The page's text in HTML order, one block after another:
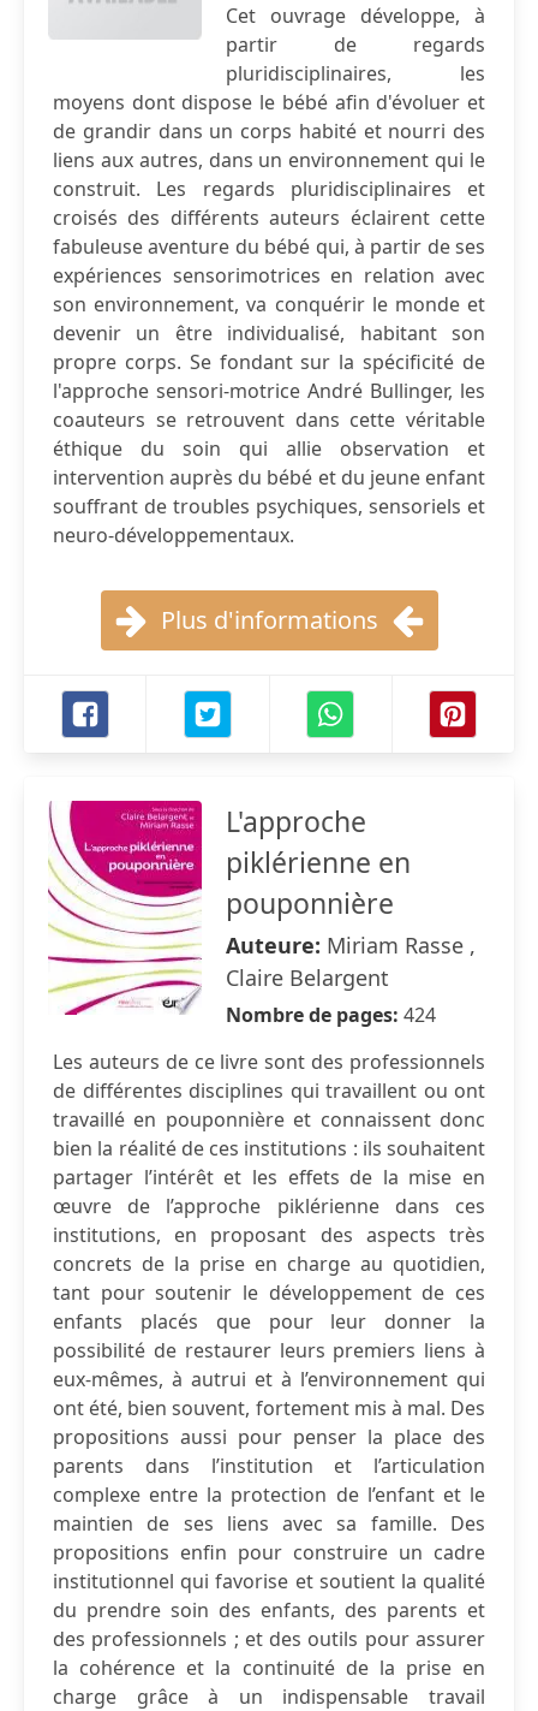
Cet ouvrage développe, à
partir de regards
pluridisciplinaires, les
moyens dont dispose le bébé afin d'évoluer et
de grandir dans un corps habité et nourri des
liens aux autres, dans un environnement qui le
construit. Les regards pluridisciplinaires et
croisés des différents auteurs éclairent cette
fabuleuse aventure du bébé qui, à partir de ses
expériences sensorimotrices en relation avec
son environnement, va conquérir le monde et
devenir un être individualisé, habitant son
propre corps. Se fondant sur la spécificité de
l'approche sensori-motrice André Bullinger, les
coauteurs se retrouvent dans cette véritable
éthique du soin qui allie observation et
intervention auprès du bébé et du jeune enfant
souffrant de troubles psychiques, sensoriels et
neuro-développementaux.
Plus d'informations
L'approche
piklérienne en
pouponnière
Auteure: Miriam Rasse ,
Claire Belargent
Nombre de pages: 424
Les auteurs de ce livre sont des professionnels
de différentes disciplines qui travaillent ou ont
travaillé en pouponnière et connaissent donc
bien la réalité de ces institutions : ils souhaitent
partager l’intérêt et les effets de la mise en
œuvre de l’approche piklérienne dans ces
institutions, en proposant des aspects très
concrets de la prise en charge au quotidien,
tant pour soutenir le développement de ces
enfants placés que pour leur donner la
possibilité de restaurer leurs premiers liens à
eux-mêmes, à autrui et à l’environnement qui
ont été, bien souvent, fortement mis à mal. Des
propositions aussi pour penser la place des
parents dans l’institution et l’articulation
complexe entre la protection de l’enfant et le
maintien de ses liens avec sa famille. Des
propositions enfin pour construire un cadre
institutionnel qui favorise et soutient la qualité
du prendre soin des enfants, des parents et
des professionnels ; et des outils pour assurer
la cohérence et la continuité de la prise en
charge grâce à un indispensable travail